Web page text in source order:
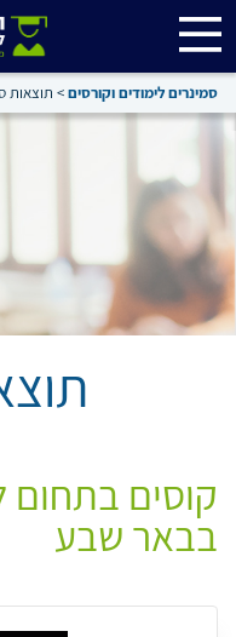
סמינרים לימודים וקורסים> תוצאות
קוסים בתחום
בבאר שבע